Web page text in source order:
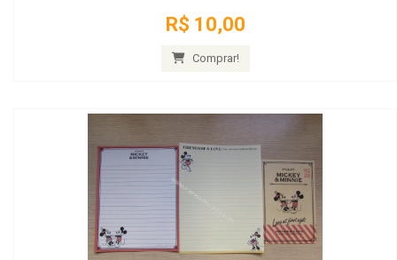
R$ 10,00
Comprar!